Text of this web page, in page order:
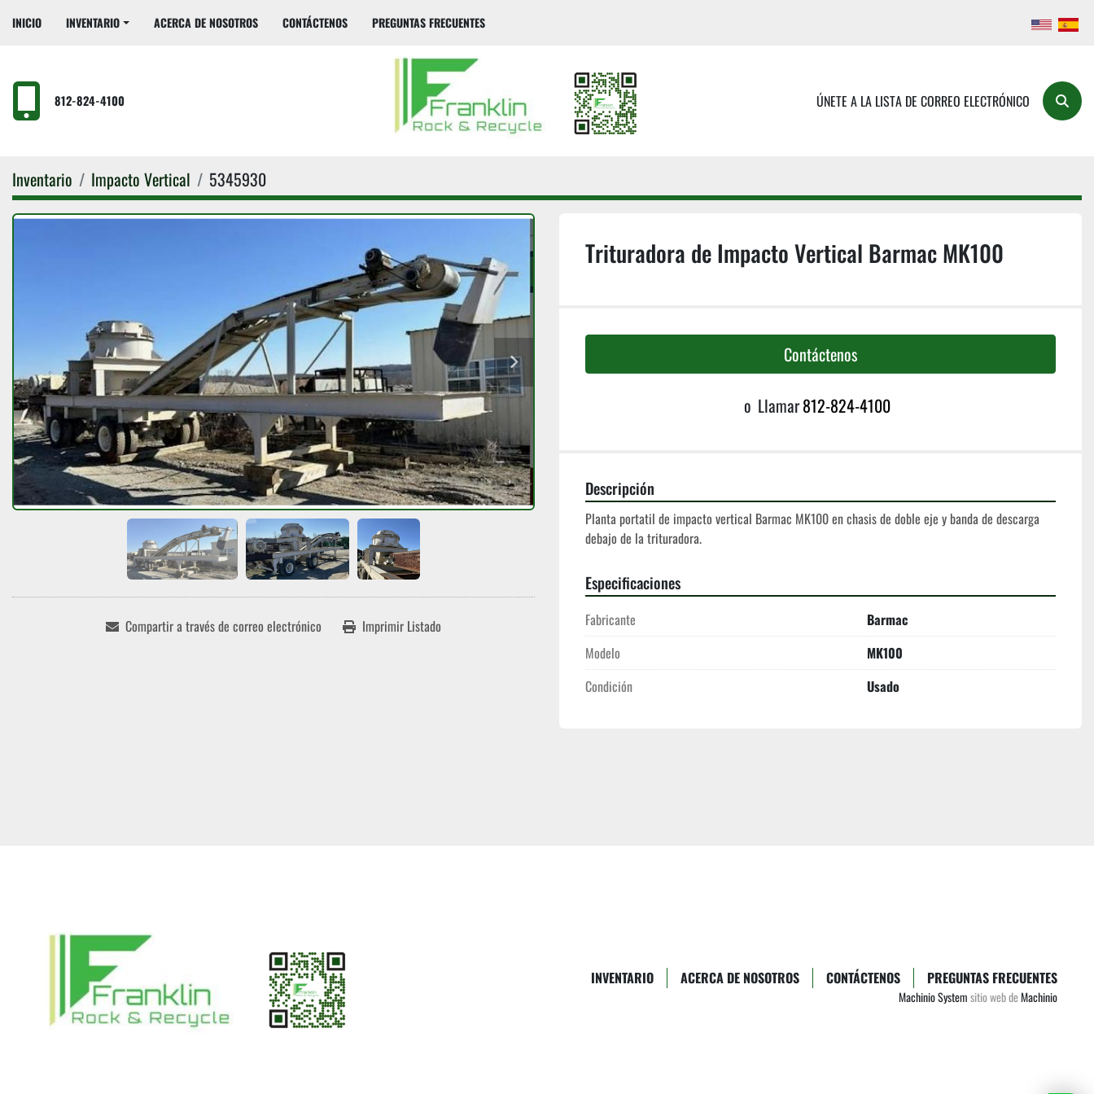
INICIO INVENTARIO ACERCA DE NOSOTROS CONTÁCTENOS PREGUNTAS FRECUENTES
812-824-4100 ÚNETE A LA LISTA DE CORREO ELECTRÓNICO Buscar
Inventario Impacto Vertical 5345930
Compartir a través de correo electrónico Imprimir Listado
Trituradora de Impacto Vertical Barmac MK100
Contáctenos
o Llamar812-824-4100
Descripción
Planta portatil de impacto vertical Barmac MK100 en chasis de doble eje y banda de descarga
debajo de la trituradora.
Especificaciones
Fabricante
Barmac
Modelo
MK100
Condición
Usado
INVENTARIO ACERCA DE NOSOTROS CONTÁCTENOS PREGUNTAS FRECUENTES
Machinio Systemsitio web deMachinio